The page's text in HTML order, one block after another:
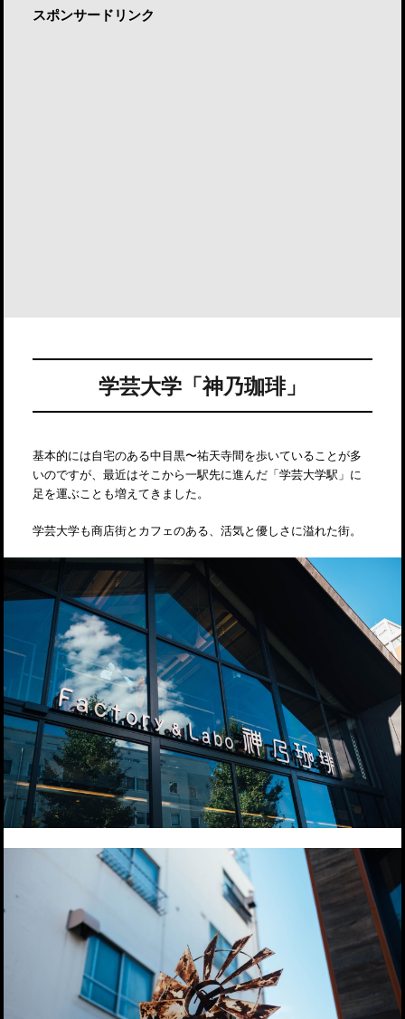
スポンサードリンク
学芸大学「神乃珈琲」
基本的には自宅のある中目黒〜祐天寺間を歩いていることが多
いのですが、最近はそこから一駅先に進んだ「学芸大学駅」に
足を運ぶことも増えてきました。
学芸大学も商店街とカフェのある、活気と優しさに溢れた街。